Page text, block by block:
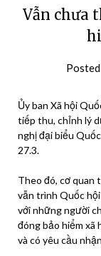
Vẫn chưa
Ủy ban Xã hội
tiếp thu, chỉnh lý
nghị đại biểu
27.3.
Theo đó, cơ quan
vẫn trình Quốc
với những người
đóng bảo hiểm xã
và có yêu cầu